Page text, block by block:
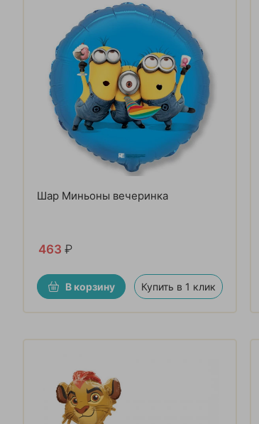
Шар Миньоны вечеринка
463 ₽
В корзину Купить в 1 клик